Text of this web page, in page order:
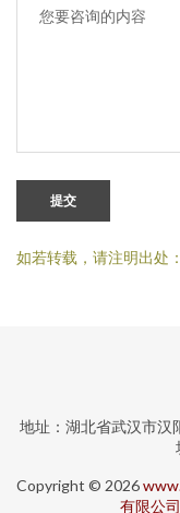
提交
如若转载，请注明出处
地址：湖北省武汉市汉
Copyright © 2026
有限公司